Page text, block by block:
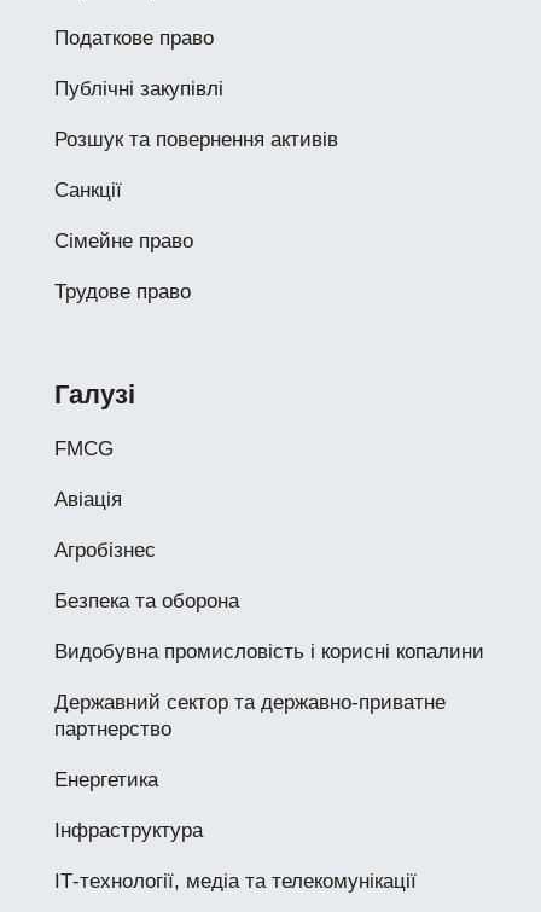
Податкове право
Публічні закупівлі
Розшук та повернення активів
Санкції
Сімейне право
Трудове право
Галузі
FMCG
Авіація
Агробізнес
Безпека та оборона
Видобувна промисловість і корисні копалини
Державний сектор та державно-приватне
партнерство
Енергетика
Інфраструктура
ІТ-технології, медіа та телекомунікації